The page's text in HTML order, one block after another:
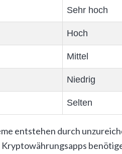
Sehr hoch
Hoch
Mittel
Niedrig
Selten
entstehen durch